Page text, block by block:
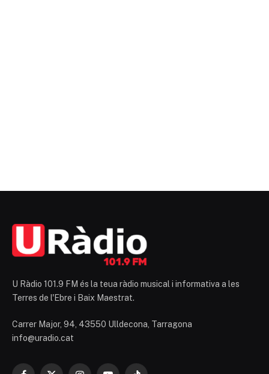
U Ràdio 101.9 FM és la teua ràdio musical i informativa a les
Terres de l'Ebre i Baix Maestrat.
Carrer Major, 94, 43550 Ulldecona, Tarragona
info@uradio.cat